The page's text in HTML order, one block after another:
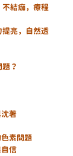
？
著
素問題
信